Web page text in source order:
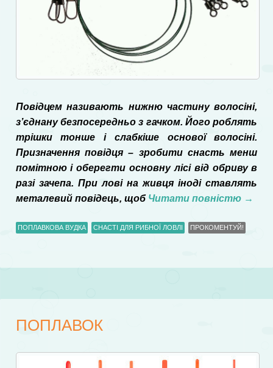
Повідцем називають нижню частину волосіні,
з’єднану безпосередньо з гачком. Його роблять
трішки тонше і слабкіше основої волосіні.
Призначення повідця – зробити снасть менш
помітною і оберегти основну лісі від обриву в
разі зачепа. При лові на живця іноді ставлять
металевий повідець, щоб Читати повністю →
ПОПЛАВКОВА ВУДКА СНАСТІ ДЛЯ РИБНОЇ ЛОВЛІ ПРОКОМЕНТУЙ!
ПОПЛАВОК